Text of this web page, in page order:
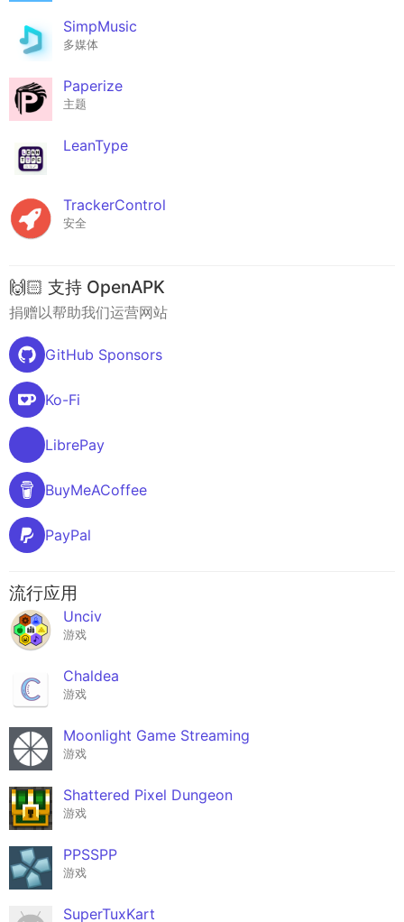
SimpMusic
多媒体
Paperize
主题
LeanType
TrackerControl
安全
🙌🏻 支持 OpenAPK
捐赠以帮助我们运营网站
GitHub Sponsors
Ko-Fi
LibrePay
BuyMeACoffee
PayPal
流行应用
Unciv
游戏
Chaldea
游戏
Moonlight Game Streaming
游戏
Shattered Pixel Dungeon
游戏
PPSSPP
游戏
SuperTuxKart